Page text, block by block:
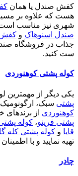
کفش صندل یا همان
هست که علاوه بر
شهری نیز مناسب
صندل اسنوهاک و کفش
جذاب در فروشگاه
ست کنید.
کوله پشتی کوهنوردی
یکی دیگر از مهمترین
پشتی سبک،
کوهنوردی از
پشتی فرینو، کوله
قایا و کوله پشتی کله
تهیه نمایید و با
چادر